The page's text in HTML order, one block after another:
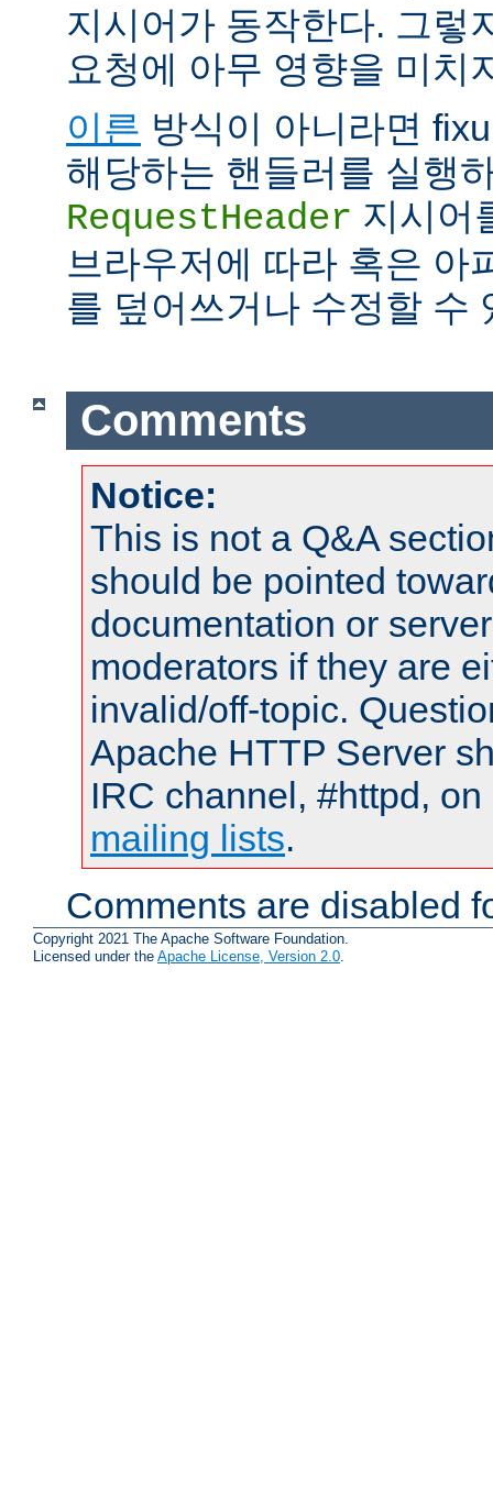
지시어가 동작한다. 그렇
요청에 아무 영향을 미치
이른 방식이 아니라면
해당하는 핸들러를 실행
RequestHeader 지시어
브라우저에 따라 혹은 아
를 덮어쓰거나 수정할 수
Comments
Notice:
This is not a Q&A
should be pointed
documentation or
moderators if they are
invalid/off-topic.
Apache HTTP Server
IRC channel, #httpd,
mailing lists.
Comments are disabled
Copyright 2021 The Apache Software Foundation.
Licensed under the Apache License, Version 2.0.